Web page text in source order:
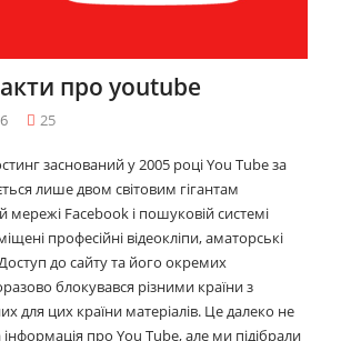
про youtube
25
заснований у 2005 році You Tube за
лише двом світовим гігантам
мережі Facebook і пошуковій системі
професійні відеокліпи, аматорські
до сайту та його окремих
блокувався різними країни з
для цих країни матеріалів. Це далеко не
про You Tube, але ми підібрали